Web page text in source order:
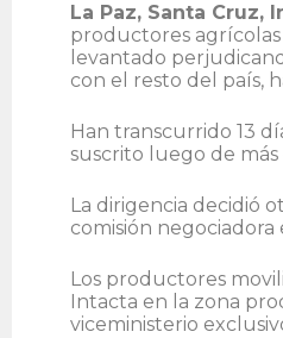
La Paz, Santa Cruz,
productores agrícolas
levantado
con el resto del país,
Han transcurrido 13
suscrito luego de más
La dirigencia decidió
comisión
Los productores
Intacta en la zona
viceministerio